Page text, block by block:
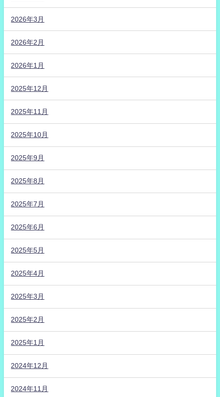
2026年3月
2026年2月
2026年1月
2025年12月
2025年11月
2025年10月
2025年9月
2025年8月
2025年7月
2025年6月
2025年5月
2025年4月
2025年3月
2025年2月
2025年1月
2024年12月
2024年11月